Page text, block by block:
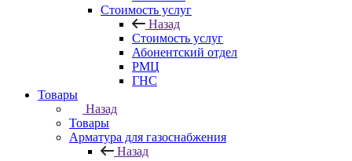
Стоимость услуг
Назад
Стоимость услуг
Абонентский отдел
РМЦ
ГНС
Товары
Назад
Товары
Арматура для газоснабжения
Назад